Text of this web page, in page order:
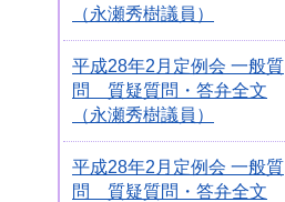
（永瀬秀樹議員）
平成28年2月定例会 一般質
問 質疑質問・答弁全文
（永瀬秀樹議員）
平成28年2月定例会 一般質
問 質疑質問・答弁全文